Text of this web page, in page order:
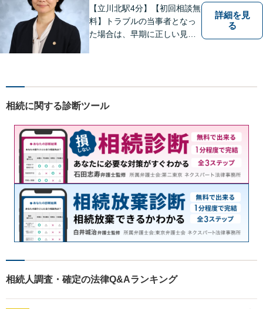
【立川北駅4分】【初回相談無
料】トラブルの当事者となっ
た場合は、早期に正しい見通
要な準備です。お困りの方は
詳細を見
る
相続に関する診断ツール
相続人調査・確定の法律Q&Aランキング